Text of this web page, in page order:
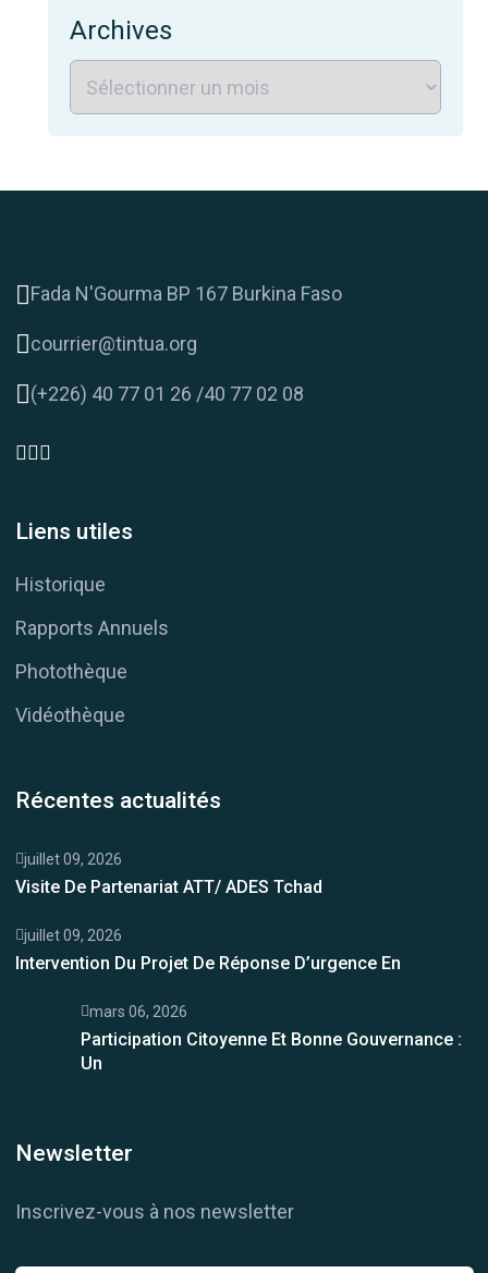
Archives
Fada N'Gourma BP 167 Burkina Faso
courrier@tintua.org
(+226) 40 77 01 26 /40 77 02 08
Liens utiles
Historique
Rapports Annuels
Photothèque
Vidéothèque
Récentes actualités
juillet 09, 2026
Visite De Partenariat ATT/ ADES Tchad
juillet 09, 2026
Intervention Du Projet De Réponse D’urgence En
mars 06, 2026
Participation Citoyenne Et Bonne Gouvernance :
Un
Newsletter
Inscrivez-vous à nos newsletter